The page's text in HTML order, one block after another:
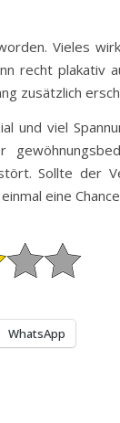
Vieles
recht plakativ
zusätzlich
und viel
Sollte der
eine
WhatsApp